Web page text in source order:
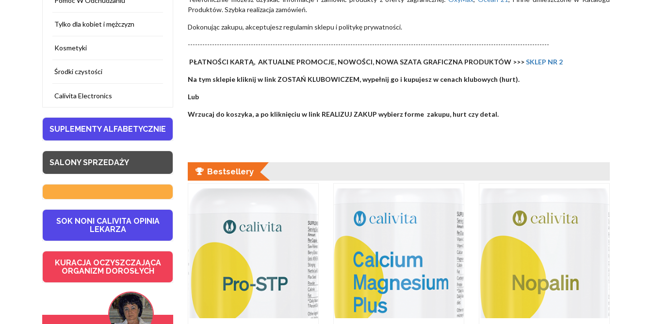
Tylko dla kobiet i mężczyzn
Kosmetyki
Środki czystości
Calivita Electronics
SUPLEMENTY ALFABETYCZNIE
SALONY SPRZEDAŻY
SOK NONI CALIVITA OPINIA
LEKARZA
KURACJA OCZYSZCZAJĄCA
ORGANIZM DOROSŁYCH
Produktów. Szybka realizacja zamówień.
Dokonując zakupu, akceptujesz regulamin sklepu i politykę prywatności.
-----------------------------------------------------------------------------------------------------------------------------------------------------
PŁATNOŚCI KARTĄ, AKTUALNE PROMOCJE, NOWOŚCI, NOWA SZATA GRAFICZNA PRODUKTÓW >>>SKLEP NR 2
Na tym sklepie kliknij w link ZOSTAŃ KLUBOWICZEM, wypełnij go i kupujesz w cenach klubowych (hurt).
Lub
Wrzucaj do koszyka, a po kliknięciu w link REALIZUJ ZAKUP wybierz forme zakupu, hurt czy detal.
Bestsellery